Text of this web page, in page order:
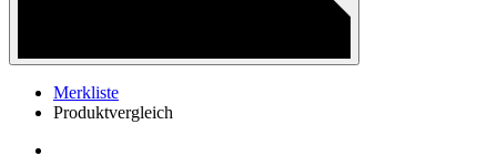
Merkliste
Produktvergleich